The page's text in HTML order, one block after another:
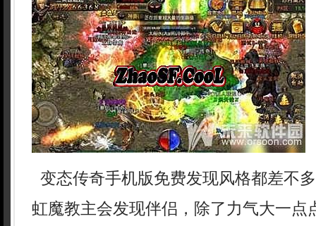
变态传奇手机版免费发现风格都差不
虹魔教主会发现伴侣，除了力气大一点